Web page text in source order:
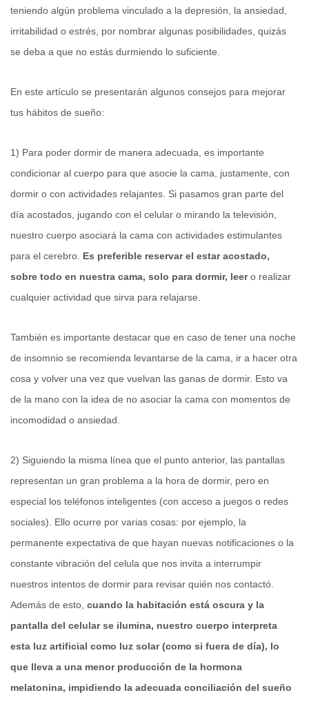
teniendo algún problema vinculado a la depresión, la ansiedad,
irritabilidad o estrés, por nombrar algunas posibilidades, quizás
se deba a que no estás durmiendo lo suficiente.
En este artículo se presentarán algunos consejos para mejorar
tus hábitos de sueño:
1) Para poder dormir de manera adecuada, es importante
condicionar al cuerpo para que asocie la cama, justamente, con
dormir o con actividades relajantes. Si pasamos gran parte del
día acostados, jugando con el celular o mirando la televisión,
nuestro cuerpo asociará la cama con actividades estimulantes
para el cerebro. Es preferible reservar el estar acostado,
sobre todo en nuestra cama, solo para dormir, leero realizar
cualquier actividad que sirva para relajarse.
También es importante destacar que en caso de tener una noche
de insomnio se recomienda levantarse de la cama, ir a hacer otra
cosa y volver una vez que vuelvan las ganas de dormir. Esto va
de la mano con la idea de no asociar la cama con momentos de
incomodidad o ansiedad.
2) Siguiendo la misma línea que el punto anterior, las pantallas
representan un gran problema a la hora de dormir, pero en
especial los teléfonos inteligentes (con acceso a juegos o redes
sociales). Ello ocurre por varias cosas: por ejemplo, la
permanente expectativa de que hayan nuevas notificaciones o la
constante vibración del celula que nos invita a interrumpir
nuestros intentos de dormir para revisar quién nos contactó.
Además de esto, cuando la habitación está oscura y la
pantalla del celular se ilumina, nuestro cuerpo interpreta
esta luz artificial como luz solar (como si fuera de día), lo
que lleva a una menor producción de la hormona
melatonina, impidiendo la adecuada conciliación del sueño